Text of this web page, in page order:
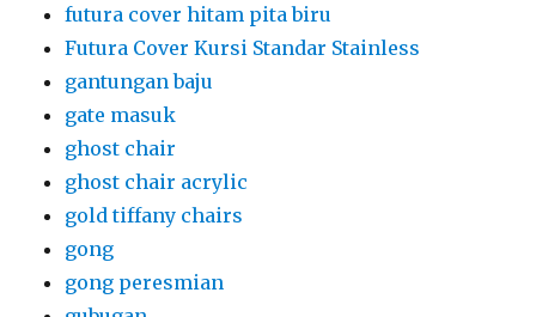
futura cover hitam pita biru
Futura Cover Kursi Standar Stainless
gantungan baju
gate masuk
ghost chair
ghost chair acrylic
gold tiffany chairs
gong
gong peresmian